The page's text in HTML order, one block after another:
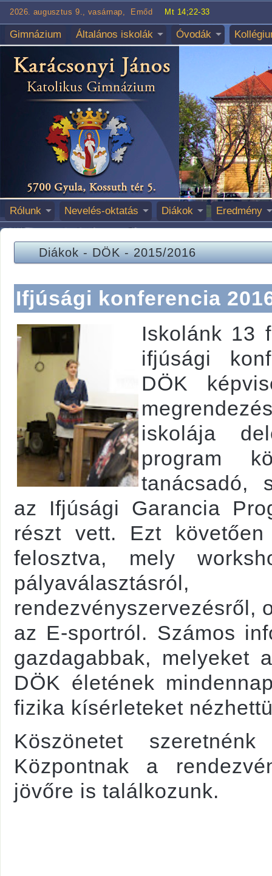
2026. augusztus 9., vasárnap, Emőd Mt 14;22-33
Gimnázium Általános iskolák Óvodák
Rólunk Nevelés-oktatás Diákok Eredmény
Diákok-DÖK-2015/2016
Ifjúsági konferencia
Iskolánk 13
ifjúsági
DÖK
iskolája
program
tanácsadó,
az Ifjúsági Garancia
részt vett. Ezt
felosztva, mely
rendezvényszervezésről,
az E-sportról. Számos
gazdagabbak, melyeket
DÖK életének
fizika kísérleteket
Köszönetet
Központnak a
jövőre is találkozunk.